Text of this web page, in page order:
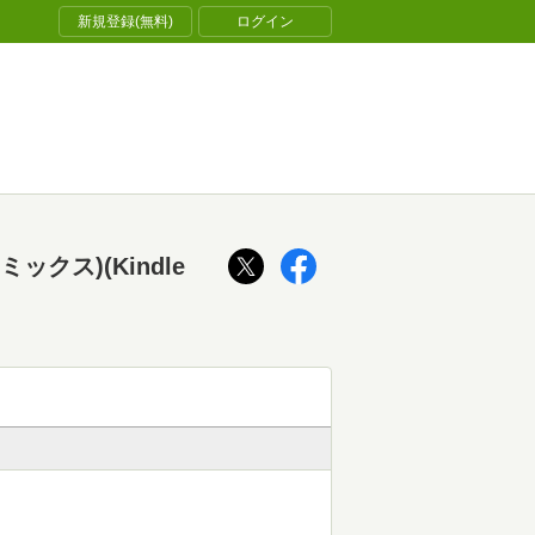
新規登録(無料) ログイン
ックス)(Kindle